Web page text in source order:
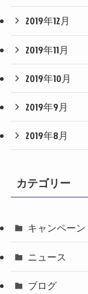
2019年12月
2019年11月
2019年10月
2019年9月
2019年8月
カテゴリー
キャンペーン
ニュース
ブログ